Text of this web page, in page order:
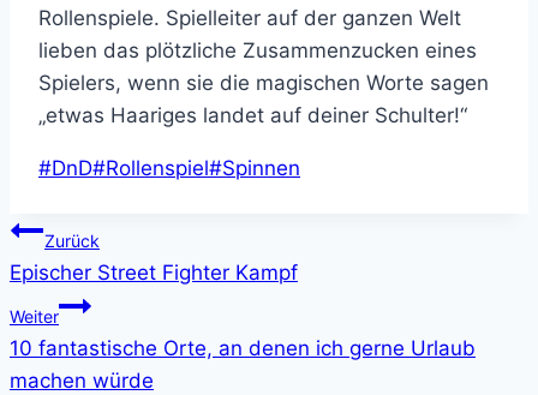
Rollenspiele. Spielleiter auf der ganzen Welt
lieben das plötzliche Zusammenzucken eines
Spielers, wenn sie die magischen Worte sagen
„etwas Haariges landet auf deiner Schulter!“
Schlagworte:
#DnD#Rollenspiel#Spinnen
Beitragsnavigation
Zurück
Epischer Street Fighter Kampf
Weiter
10 fantastische Orte, an denen ich gerne Urlaub
machen würde